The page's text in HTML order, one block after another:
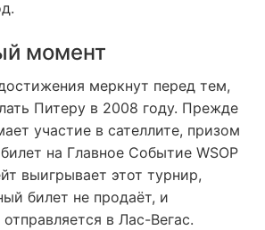
момент
меркнут перед тем,
Питеру в 2008 году. Прежде
участие в сателлите, призом
на Главное Событие WSOP
выигрывает этот турнир,
билет не продаёт, и
в Лас-Вегас.